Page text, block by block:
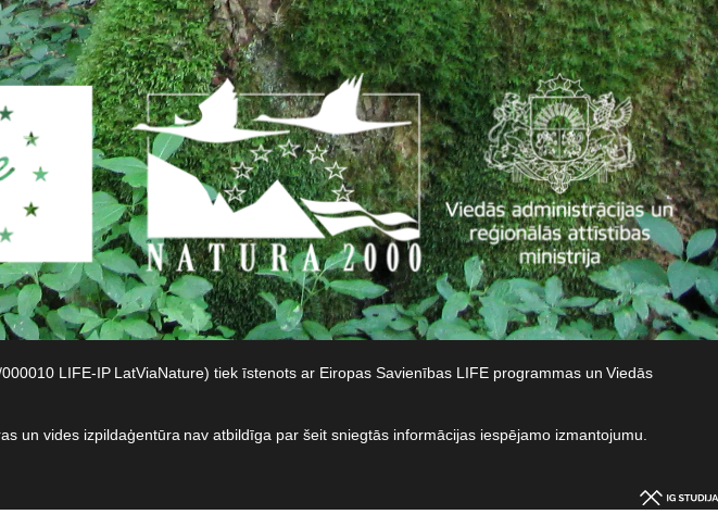
LIFE-IP LatViaNature) tiek īstenots ar Eiropas Savienības LIFE programmas un Viedās
un vides izpildaģentūra nav atbildīga par šeit sniegtās informācijas iespējamo izmantojumu.​